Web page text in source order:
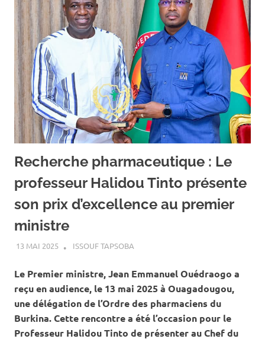
Recherche pharmaceutique : Le
professeur Halidou Tinto présente
son prix d’excellence au premier
ministre
13 MAI 2025 ISSOUF TAPSOBAA LA UNE
Le Premier ministre, Jean Emmanuel Ouédraogo a
reçu en audience, le 13 mai 2025 à Ouagadougou,
une délégation de l’Ordre des pharmaciens du
Burkina. Cette rencontre a été l’occasion pour le
Professeur Halidou Tinto de présenter au Chef du